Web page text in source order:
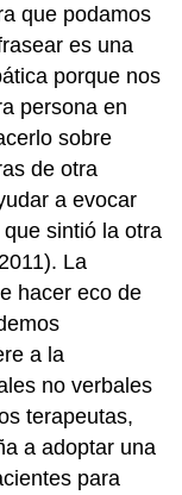
que podamos
es una
porque nos
persona en
sobre
de otra
a evocar
sintió la otra
La
hacer eco de
a la
no verbales
terapeutas,
a adoptar una
para